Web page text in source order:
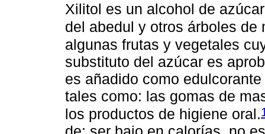
Xilitol es un alcohol de
del abedul y otros árboles de
algunas frutas y vegetales
substituto del azúcar es
es añadido como
tales como: las gomas de
los productos de higiene oral.